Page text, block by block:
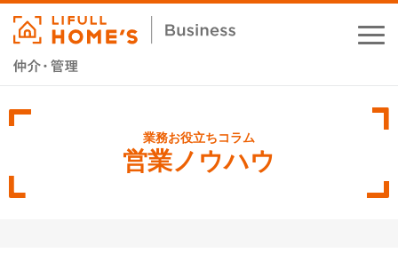
業務支援サービス
営業ノウハウ